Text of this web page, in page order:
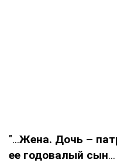
"...Жена. Дочь –
ее годовалый сын